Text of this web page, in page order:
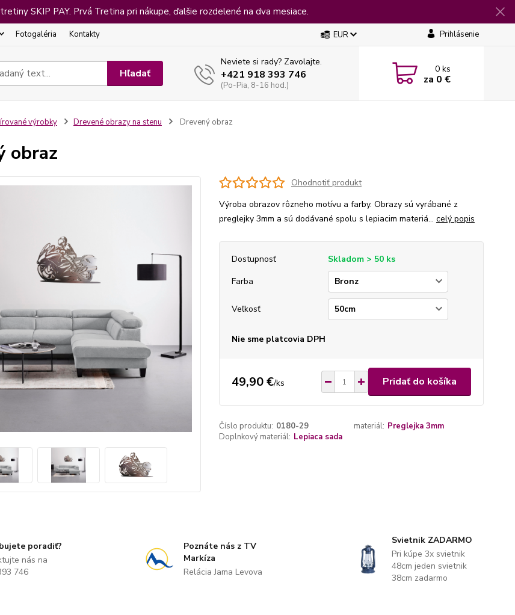
SKIP PAY. Prvá Tretina pri nákupe, ďalšie rozdelené na dva mesiace.
Fotogaléria Kontakty EUR Prihlásenie
Hľadať
Neviete si rady? Zavolajte.
+421 918 393 746
(Po-Pia, 8-16 hod.)
0ks
za 0 €
výrobky Drevené obrazy na stenu Drevený obraz
obraz
Ohodnotiť produkt
Výroba obrazov rôzneho motívu a farby. Obrazy sú vyrábané z
preglejky 3mm a sú dodávané spolu s lepiacim materiá... celý popis
Dostupnosť
Skladom > 50 ks
Farba
Veľkosť
Nie sme platcovia DPH
49,90 €/ks Pridať do košíka
Číslo produktu: 0180-29 materiál: Preglejka 3mm
Doplnkový materiál: Lepiaca sada
poradiť?
nás na
746
Poznáte nás z TV
Markíza
Relácia Jama Levova
Svietnik ZADARMO
Pri kúpe 3x svietnik
48cm jeden svietnik
38cm zadarmo